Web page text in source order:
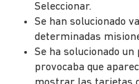
Seleccionar.
Se han solucionado
determinadas
Se ha solucionado
provocaba que